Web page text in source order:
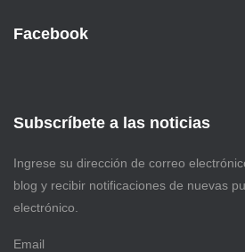
Facebook
Subscríbete a las noticias
Ingrese su dirección de correo
blog y recibir notificaciones de nuevas
electrónico.
E